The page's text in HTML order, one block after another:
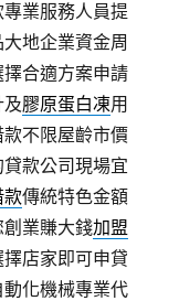
業服務人員提
地企業資金周
擇合適方案申請
膠原蛋白凍用
不限屋齡市價
款公司現場宜
款傳統特色金額
業賺大錢加盟
店家即可申貸
動化機械專業代